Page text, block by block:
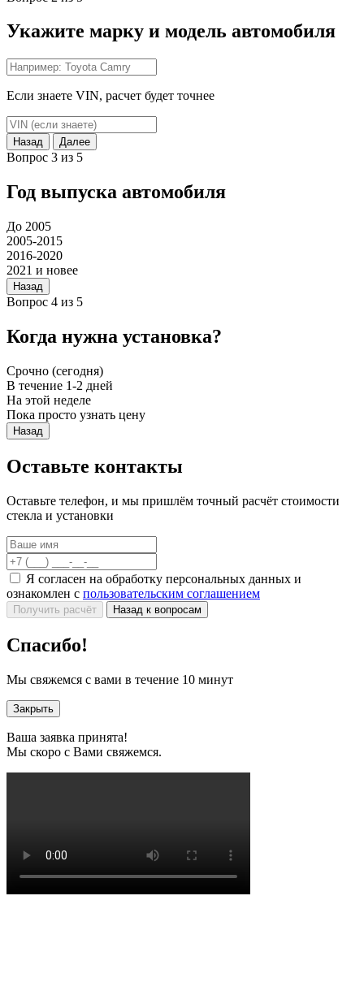
Укажите марку и модель автомобиля
Если знаете VIN, расчет будет точнее
Назад Далее
Вопрос 3 из 5
Год выпуска автомобиля
До 2005
2005-2015
2016-2020
2021 и новее
Назад
Вопрос 4 из 5
Когда нужна установка?
Срочно (сегодня)
В течение 1-2 дней
На этой неделе
Пока просто узнать цену
Назад
Оставьте контакты
Оставьте телефон, и мы пришлём точный расчёт стоимости
стекла и установки
Я согласен на обработку персональных данных и
ознакомлен с пользовательским соглашением
Получить расчёт Назад к вопросам
Спасибо!
Мы свяжемся с вами в течение 10 минут
Закрыть
Ваша заявка принята!
Мы скоро с Вами свяжемся.